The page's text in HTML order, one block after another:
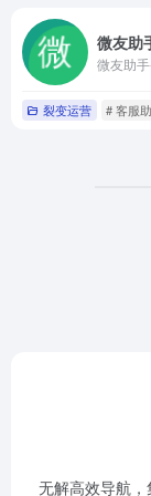
微友助
微友助
裂变运营 # 客服
无解高效导航